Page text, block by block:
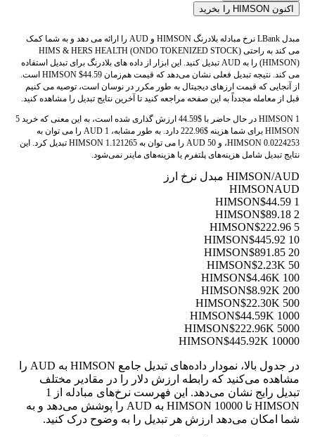
اکنون HIMSON را بخرید
مبدل LBank نرخ مبادله بلادرنگ HIMSON و AUD را ارائه می دهد و به شما کمک
می کند به راحتی HIMS & HERS HEALTH (ONDO TOKENIZED STOCK)
(HIMSON) را به AUD تبدیل کنید. این ابزار از داده های بلادرنگ برای تبدیل استفاده
می کند. نتیجه تبدیل فعلی نشان می‌دهد که قیمت هم‌زمان HIMSON $44.59 است.
از آنجایی که قیمت ارزهای دیجیتال به طور مکرر در نوسان است، توصیه می کنیم
قبل از معامله مجدداً به این صفحه مراجعه کنید تا آخرین نتایج تبدیل را مشاهده کنید.
1 HIMSON در حال حاضر با $44.59 ارزش گذاری شده است، به این معنی که خرید 5
HIMSON برای شما هزینه $222.96 دارد. به طور مشابه، 1 AUD را می توان به
0.0224253 HIMSON، و 50 AUD را می توان به 1.121265 HIMSON تبدیل کرد. این
نتایج تبدیل شامل هزینه‌های پلتفرم یا هزینه‌های ماینر نمی‌شود.
HIMSON/AUD مبدل نرخ ارز
HIMSONAUD
1 HIMSON
$44.59
2 HIMSON
$89.18
5 HIMSON
$222.96
10 HIMSON
$445.92
20 HIMSON
$891.85
50 HIMSON
$2.23K
100 HIMSON
$4.46K
200 HIMSON
$8.92K
500 HIMSON
$22.30K
1000 HIMSON
$44.59K
5000 HIMSON
$222.96K
10000 HIMSON
$445.92K
در جدول بالا، نمودار داده‌های تبدیل جامع HIMSON به AUD را
مشاهده می‌کنید که رابطه ارزش دلار را در مقادیر مختلف
تبدیل رایج نشان می‌دهد. این فهرست نرخ‌های مبادله از 1
HIMSON تا 10000 HIMSON به AUD را پوشش می‌دهد و به
شما امکان می‌دهد ارزش هر تبدیل را به وضوح درک کنید.